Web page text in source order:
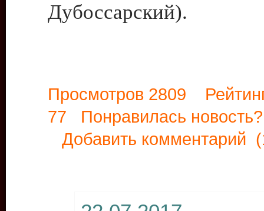
Дубоссарский).
Просмотров 2809
77 Понравилась
Добавить комментарий